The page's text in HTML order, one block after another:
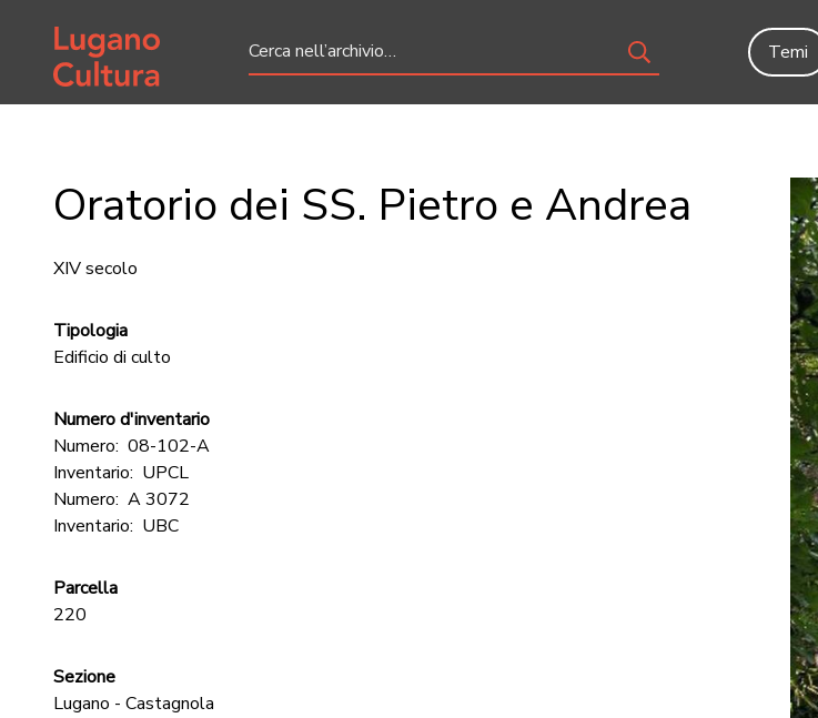
Home page
Temi
Oratorio dei SS. Pietro e Andrea
XIV secolo
Tipologia
Edificio di culto
Numero d'inventario
Numero: 08-102-A
Inventario: UPCL
Numero: A 3072
Inventario: UBC
Parcella
220
Sezione
Lugano - Castagnola